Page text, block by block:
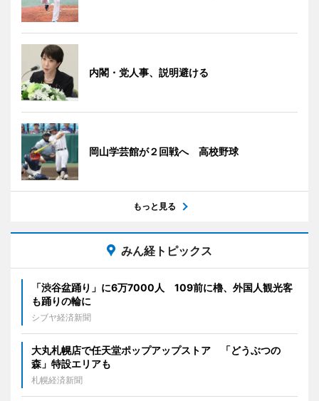
内閣・党人事、説明避ける
岡山学芸館が２回戦へ 高校野球
もっと見る
みん経トピックス
「渋谷盆踊り」に6万7000人 109前に櫓、外国人観光客
も踊りの輪に
シブヤ経済新聞
大丸札幌店で任天堂ポップアップストア 「どうぶつの
森」特設エリアも
札幌経済新聞